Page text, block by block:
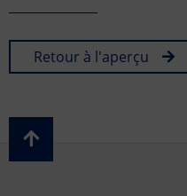
Retour à l'aperçu